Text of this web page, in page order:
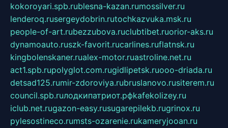
kokoroyari.spb.rublesna-kazan.rumossilver.ru
lenderoq.rusergeydobrin.rutochkazvuka.msk.ru
people-of-art.rubezzubova.ruclubtibet.ruorior-aks.ru
dynamoauto.ruszk-favorit.rucarlines.ruflatnsk.ru
kingbolenskaner.rualex-motor.ruastroline.net.ru
act1.spb.rupolyglot.com.rugidlipetsk.ruooo-driada.ru
detsad125.rumir-zdoroviya.rubruslanovo.rusiterem.ru
council.spb.ruлодкипатриот.рфkafekolizey.ru
iclub.net.rugazon-easy.rusugarepilekb.rugrinox.ru
pylesostineco.rumsts-ozarenie.rukameryjooan.ru